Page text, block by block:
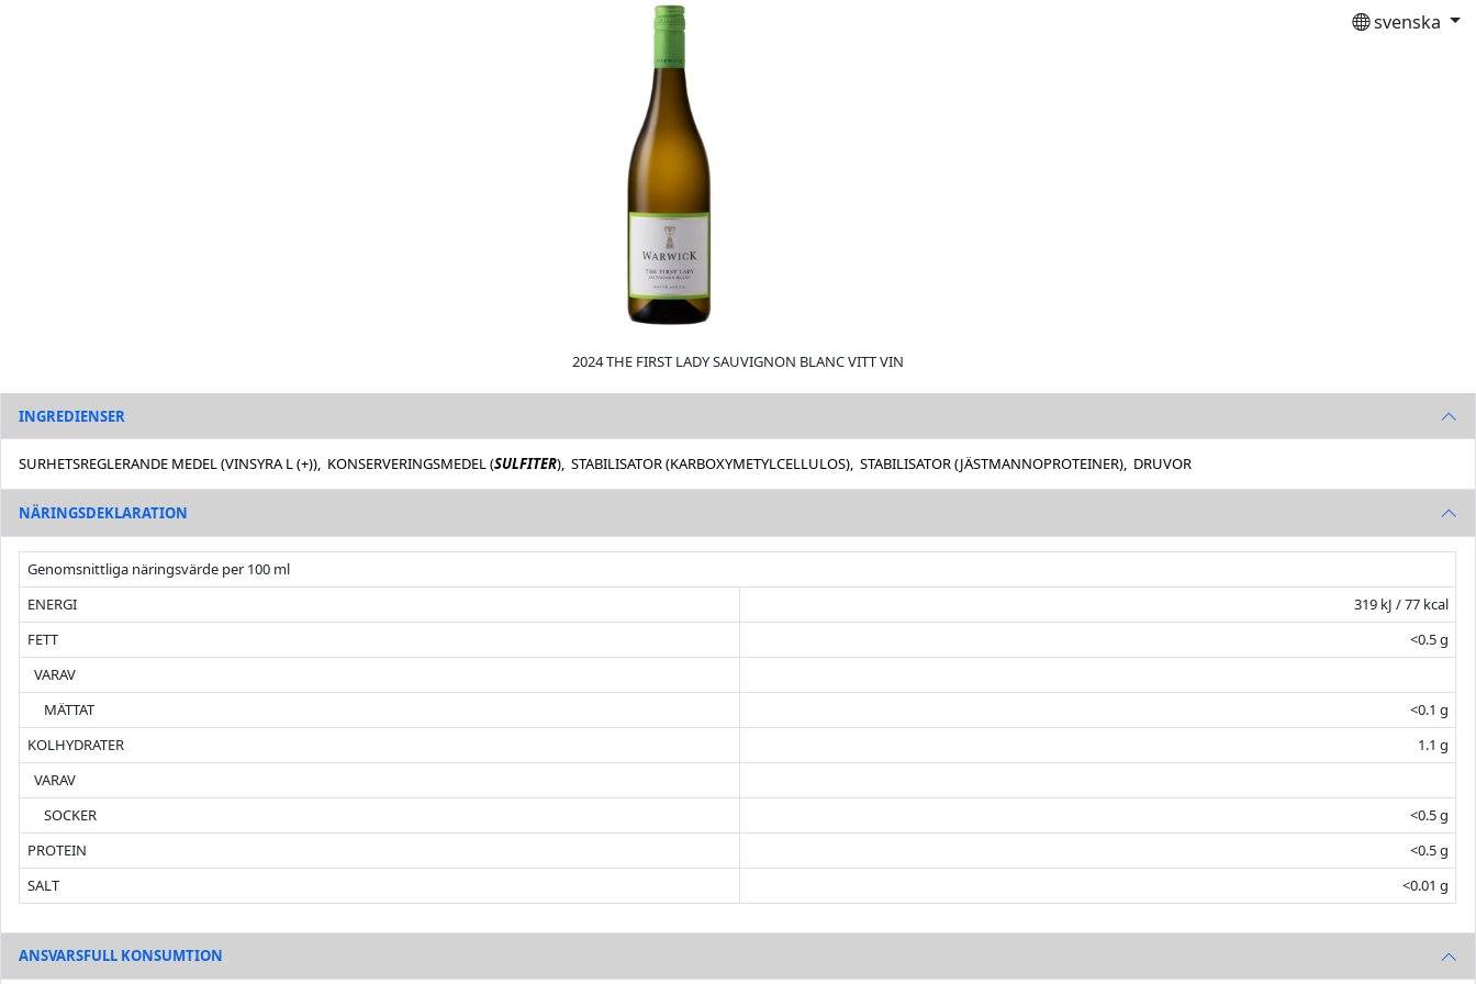
svenska
2024 THE FIRST LADY SAUVIGNON BLANC VITT VIN
INGREDIENSER
SURHETSREGLERANDE MEDEL (VINSYRA L (+)), KONSERVERINGSMEDEL (SULFITER), STABILISATOR (KARBOXYMETYLCELLULOS), STABILISATOR (JÄSTMANNOPROTEINER), DRUVOR
NÄRINGSDEKLARATION
Genomsnittliga näringsvärde per 100 ml
ENERGI
319 kJ / 77 kcal
FETT
<0.5 g
VARAV
MÄTTAT
<0.1 g
KOLHYDRATER
1.1 g
VARAV
SOCKER
<0.5 g
PROTEIN
<0.5 g
SALT
<0.01 g
ANSVARSFULL KONSUMTION